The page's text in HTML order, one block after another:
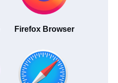
Firefox Browser